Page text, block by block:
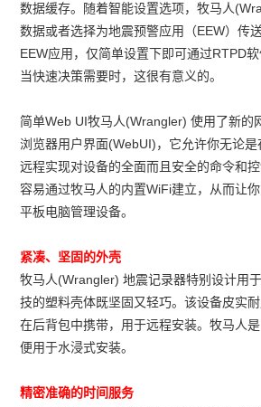
数据缓存。随着智能设置选项，牧马人
数据或者选择为地震预警应用（EEW）传
EEW应用，仅简单设置下即可通过RTPD软
当快速决策需要时，这很有意义的。
简单Web UI牧马人(Wrangler) 使用了新的
浏览器用户界面(WebUI)，它允许你无论
远程实现对设备的全面而且安全的命令和
容易通过牧马人的内置WiFi建立，从而让
平板电脑管理设备。
紧凑、坚固的外壳
牧马人(Wrangler) 地震记录器特别设计用
技的塑料壳体既坚固又轻巧。该设备皮实
在后背包中携带，用于远程安装。牧马人
便用于水浸式安装。
精密准确的时间服务